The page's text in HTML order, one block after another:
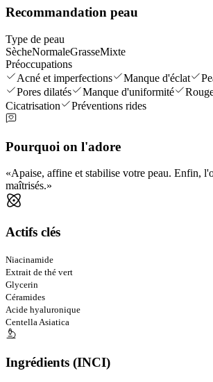
Recommandation peau
Type de peau
SècheNormaleGrasseMixte
Préoccupations
Acné et imperfections
Manque d'éclat
Pores dilatés
Manque d'uniformité
Cicatrisation
Préventions rides
Pourquoi on l'adore
Apaise, affine et stabilise votre peau. Enfin,
maîtrisés.
Actifs clés
Niacinamide
Extrait de thé vert
Glycerin
Céramides
Acide hyaluronique
Centella Asiatica
Ingrédients (INCI)